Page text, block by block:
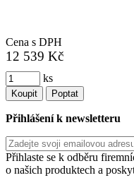
Cena s DPH
12 539 Kč
ks
Koupit Poptat
Přihlášení k newsletteru
Přihlaste se k odběru
o našich produktech a